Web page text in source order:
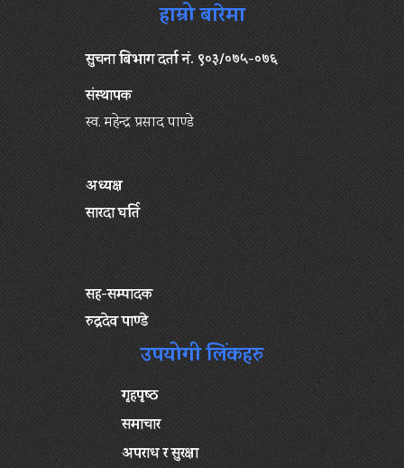
हाम्रो बारेमा
सुचना बिभाग दर्ता नं. ९०३/०७५-०७६
संस्थापक
स्व. महेन्द्र प्रसाद पाण्डे
अध्यक्ष
सारदा घर्ति
सह-सम्पादक
रुद्रदेव पाण्डे
उपयोगी लिंकहरु
गृहपृष्‍ठ
समाचार
अपराध र सुरक्षा